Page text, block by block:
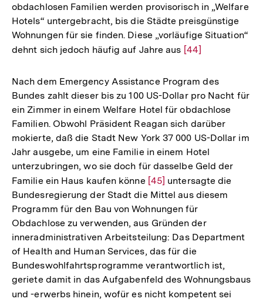
Auflösung
der
Fußnote
obdachlosen Familien werden provisorisch in „Welfare
Hotels“ untergebracht, bis die Städte preisgünstige
Wohnungen für sie finden. Diese „vorläufige Situation“
dehnt sich jedoch häufig auf Jahre aus Zur
der
Fußnote
[44]
Nach dem Emergency Assistance Program des
Bundes zahlt dieser bis zu 100 US-Dollar pro Nacht für
ein Zimmer in einem Welfare Hotel für obdachlose
Familien. Obwohl Präsident Reagan sich darüber
mokierte, daß die Stadt New York 37 000 US-Dollar im
Jahr ausgebe, um eine Familie in einem Hotel
unterzubringen, wo sie doch für dasselbe Geld der
Familie ein Haus kaufen könne Zur
Auflösung
der
Fußnote
[45] untersagte die
Bundesregierung der Stadt die Mittel aus diesem
Programm für den Bau von Wohnungen für
Obdachlose zu verwenden, aus Gründen der
inneradministrativen Arbeitsteilung: Das Department
of Health and Human Services, das für die
Bundeswohlfahrtsprogramme verantwortlich ist,
geriete damit in das Aufgabenfeld des Wohnungsbaus
und -erwerbs hinein, wofür es nicht kompetent sei